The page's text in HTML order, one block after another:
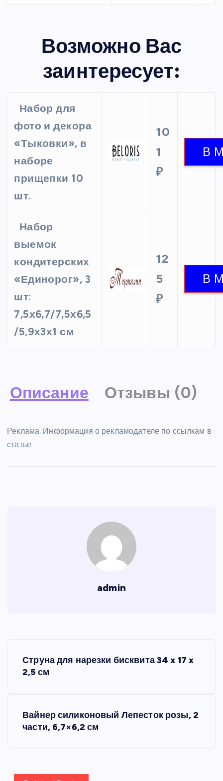
Возможно Вас
заинтересует:
Набор для
фото и декора
«Тыковки», в
наборе
прищепки 10
шт.
10
1
₽
Набор
выемок
кондитерских
«Единорог», 3
шт:
7,5х6,7/7,5х6,5
/5,9х3х1 см
12
5
₽
Описание Отзывы (0)
Реклама. Информация о рекламодателе по ссылкам в
статье.
admin
а
Струна для нарезки бисквита 34 x 17 x
2,5 см
Вайнер силиконовый Лепесток розы, 2
части, 6,7×6,2 см